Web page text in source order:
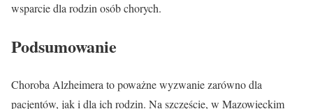
wsparcie dla rodzin osób chorych.
Podsumowanie
Choroba Alzheimera to poważne wyzwanie zarówno dla
pacjentów, jak i dla ich rodzin. Na szczęście, w Mazowieckim